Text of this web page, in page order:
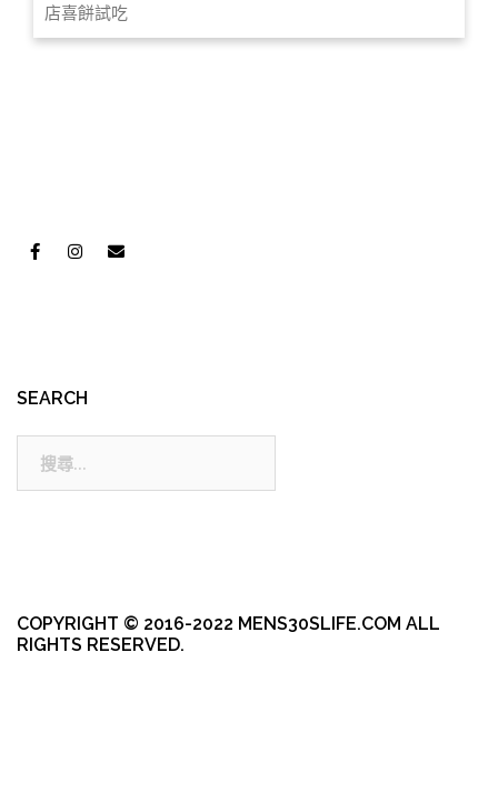
店喜餅試吃
SEARCH
COPYRIGHT © 2016-2022 MENS30SLIFE.COM ALL
RIGHTS RESERVED.